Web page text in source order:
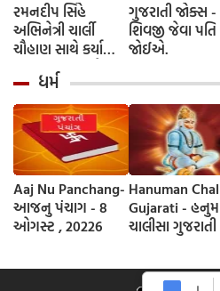
રમનદીપ સિંહે
અભિનેત્રી ચાર્લી
ચૌહાણ સાથે કર્યા
લગ્ન, જશ્નમાં ક્રિકેટ
જગતના કલાકારોની
હાજરી
ગુજરાતી જોક્સ
શિવજી જેવા પતિ
જોઈએ.
ધર્મ
Aaj Nu Panchang-
આજનુ પંચાગ - 8
ઓગસ્ટ , 20226
Hanuman
Gujarati - હનુમાન
ચાલીસા ગુજરાતી